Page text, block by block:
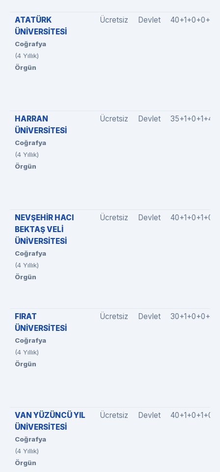
ATATÜRK
ÜNİVERSİTESİ
Coğrafya
(4 Yıllık)
Örgün
Ücretsiz Devlet 40+1+0+0+0
HARRAN
ÜNİVERSİTESİ
Coğrafya
(4 Yıllık)
Örgün
Ücretsiz Devlet 35+1+0+1+4
NEVŞEHİR HACI
BEKTAŞ VELİ
ÜNİVERSİTESİ
Coğrafya
(4 Yıllık)
Örgün
Ücretsiz Devlet 40+1+0+1+0
FIRAT
ÜNİVERSİTESİ
Coğrafya
(4 Yıllık)
Örgün
Ücretsiz Devlet 30+1+0+0+3
VAN YÜZÜNCÜ YIL
ÜNİVERSİTESİ
Coğrafya
(4 Yıllık)
Örgün
Ücretsiz Devlet 40+1+0+1+0